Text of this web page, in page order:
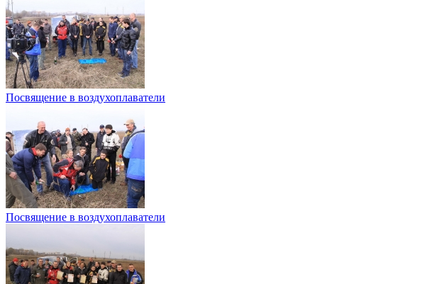
Посвящение в воздухоплаватели
Посвящение в воздухоплаватели